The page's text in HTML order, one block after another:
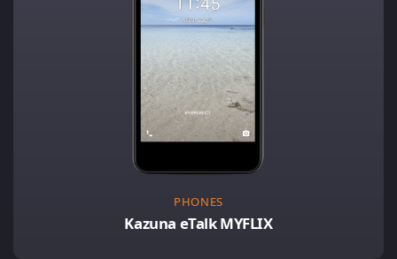
PHONES
Kazuna eTalk MYFLIX